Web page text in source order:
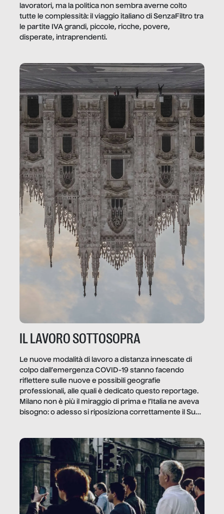
lavoratori, ma la politica non sembra averne colto
tutte le complessità: il viaggio italiano di SenzaFiltro tra
le partite IVA grandi, piccole, ricche, povere,
disperate, intraprendenti.
IL LAVORO SOTTOSOPRA
Le nuove modalità di lavoro a distanza innescate di
colpo dall’emergenza COVID-19 stanno facendo
riflettere sulle nuove e possibili geografie
professionali, alle quali è dedicato questo reportage.
Milano non è più il miraggio di prima e l’Italia ne aveva
bisogno: o adesso si riposiziona correttamente il Sud